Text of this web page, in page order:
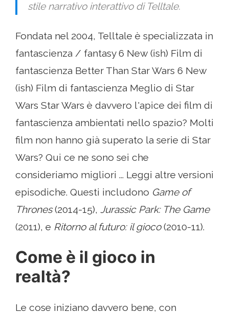
stile narrativo interattivo di Telltale.
Fondata nel 2004, Telltale è specializzata in
fantascienza / fantasy 6 New (ish) Film di
fantascienza Better Than Star Wars 6 New
(ish) Film di fantascienza Meglio di Star
Wars Star Wars è davvero l'apice dei film di
fantascienza ambientati nello spazio? Molti
film non hanno già superato la serie di Star
Wars? Qui ce ne sono sei che
consideriamo migliori ... Leggi altre versioni
episodiche. Questi includono Game of
Thrones(2014-15), Jurassic Park: The Game
(2011), e Ritorno al futuro: il gioco(2010-11).
Come è il gioco in
realtà?
Le cose iniziano davvero bene, con